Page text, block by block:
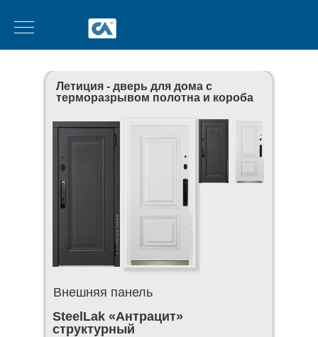
Летиция - дверь для дома с
терморазрывом полотна и короба
SteelLak «Антрацит»
структурный
Внешняя панель